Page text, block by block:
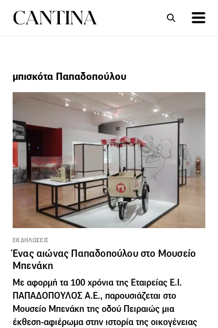
ΣΥΝΤΑΓΕΣ
μπισκότα Παπαδοπούλου
ΕΚΔΗΛΩΣΕΙΣ
Ένας αιώνας Παπαδοπούλου στο Μουσείο
Μπενάκη
Με αφορμή τα 100 χρόνια της Εταιρείας Ε.Ι.
ΠΑΠΑΔΟΠΟΥΛΟΣ Α.Ε., παρουσιάζεται στο
Μουσείο Μπενάκη της οδού Πειραιώς μια
έκθεση-αφιέρωμα στην ιστορία της οικογένειας